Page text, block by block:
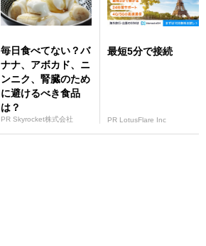
毎日食べてない？バ
ナナ、アボカド、ニ
ンニク、腎臓のため
に避けるべき食品
は？
PR Skyrocket株式会社
最短5分で接続
PR LotusFlare Inc